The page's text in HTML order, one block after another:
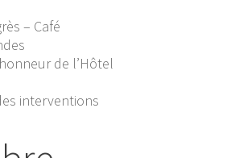
– Café
de l’Hôtel
interventions